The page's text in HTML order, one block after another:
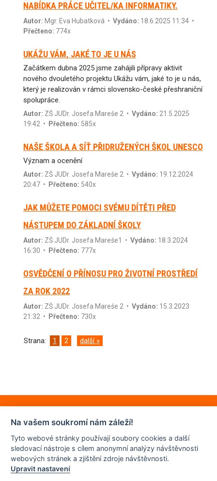
NABÍDKA PRÁCE UČITEL/KA INFORMATIKY.
Autor: Mgr. Eva Hubatková • Vydáno: 18.6.2025 11:34 •
Přečteno: 774x
UKÁŽU VÁM, JAKÉ TO JE U NÁS
Začátkem dubna 2025 jsme zahájili přípravy aktivit
nového dvouletého projektu Ukážu vám, jaké to je u nás,
který je realizován v rámci slovensko-české přeshraniční
spolupráce.
Autor: ZŠ JUDr. Josefa Mareše 2 • Vydáno: 21.5.2025
19:42 •
Přečteno: 585x
NAŠE ŠKOLA A SÍŤ PŘIDRUŽENÝCH ŠKOL UNESCO
Význam a ocenění
Autor: ZŠ JUDr. Josefa Mareše 2 • Vydáno: 19.12.2024
20:47 •
Přečteno: 540x
JAK MŮŽETE POMOCI SVÉMU DÍTĚTI PŘED
NÁSTUPEM DO ZÁKLADNÍ ŠKOLY
Autor: ZŠ JUDr. Josefa Mareše1 • Vydáno: 18.3.2024
16:30 •
Přečteno: 777x
OSVĚDČENÍ O PŘÍNOSU PRO ŽIVOTNÍ PROSTŘEDÍ
ZA ROK 2022
Autor: ZŠ JUDr. Josefa Mareše 2 • Vydáno: 15.3.2023
21:32 •
Přečteno: 730x
Strana: 1 2 další »
Na vašem soukromí nám záleží!
Tyto webové stránky používají soubory cookies a další
sledovací nástroje s cílem anonymní analýzy návštěvnosti
webových stránek a zjištění zdroje návštěvnosti.
Upravit nastavení